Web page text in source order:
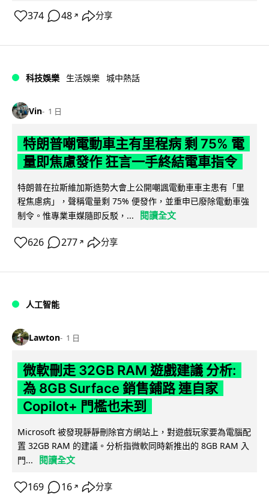
374 48 ↗ 分享
科技娛樂 生活娛樂 城中熱話
Vin 1 日
特朗普嘲電動車主有里程病 剩 75% 電
量即焦慮發作 狂言一手終結電車指令
特朗普在拉斯維加斯造勢大會上公開嘲諷電動車車主患有「里
程焦慮病」，聲稱電量剩 75% 便發作，並重申已廢除電動車強
制令。惟專業車媒隨即反駁，...
閱讀全文
626 277 ↗ 分享
人工智能
Lawton 1 日
微軟刪走 32GB RAM 遊戲建議 分析:
為 8GB Surface 銷售鋪路 連自家
Copilot+ 門檻也未到
Microsoft 被發現靜靜刪除官方網站上，對遊戲玩家要為電腦配
置 32GB RAM 的建議。分析指微軟同時新推出的 8GB RAM 入
門...
閱讀全文
169 16 ↗ 分享